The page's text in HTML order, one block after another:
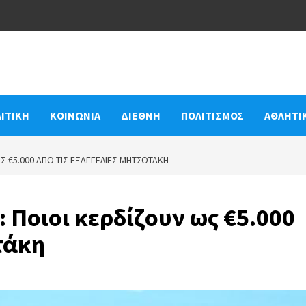
ΚΟΙΝΩΝΙΑ ΔΙΕΘΝΗ ΠΟΛΙΤΙΣΜΟΣ
ΑΠΌ ΤΙΣ ΕΞΑΓΓΕΛΊΕΣ ΜΗΤΣΟΤΆΚΗ
κερδίζουν ως €5.000